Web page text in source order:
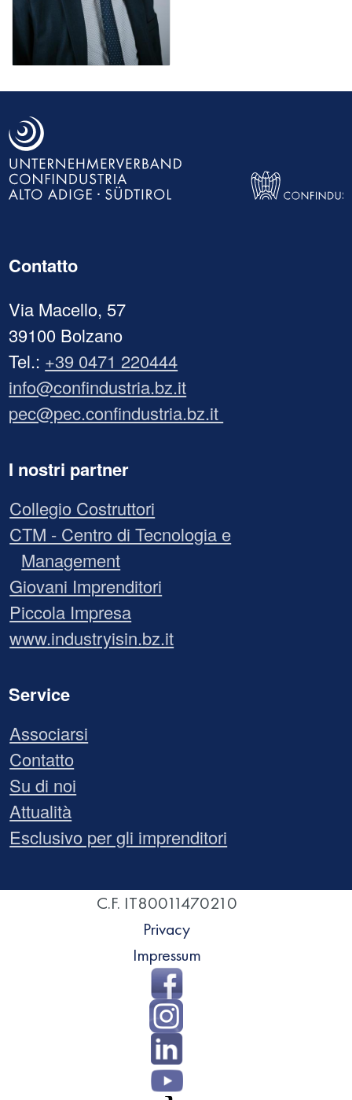
Contatto
Via Macello, 57
39100 Bolzano
Tel.: +39 0471 220444
info@confindustria.bz.it
pec@pec.confindustria.bz.it
I nostri partner
Collegio Costruttori
CTM - Centro di Tecnologia e
Management
Giovani Imprenditori
Piccola Impresa
www.industryisin.bz.it
Service
Associarsi
Contatto
Su di noi
Attualità
Esclusivo per gli imprenditori
C.F. IT80011470210
Privacy
Impressum